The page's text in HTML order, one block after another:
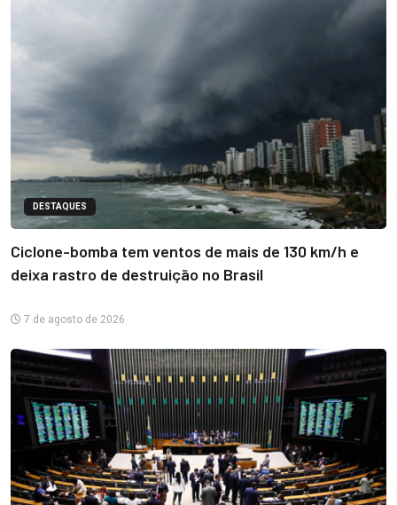
DESTAQUES
Ciclone-bomba tem ventos de mais de 130 km/h e
deixa rastro de destruição no Brasil
7 de agosto de 2026